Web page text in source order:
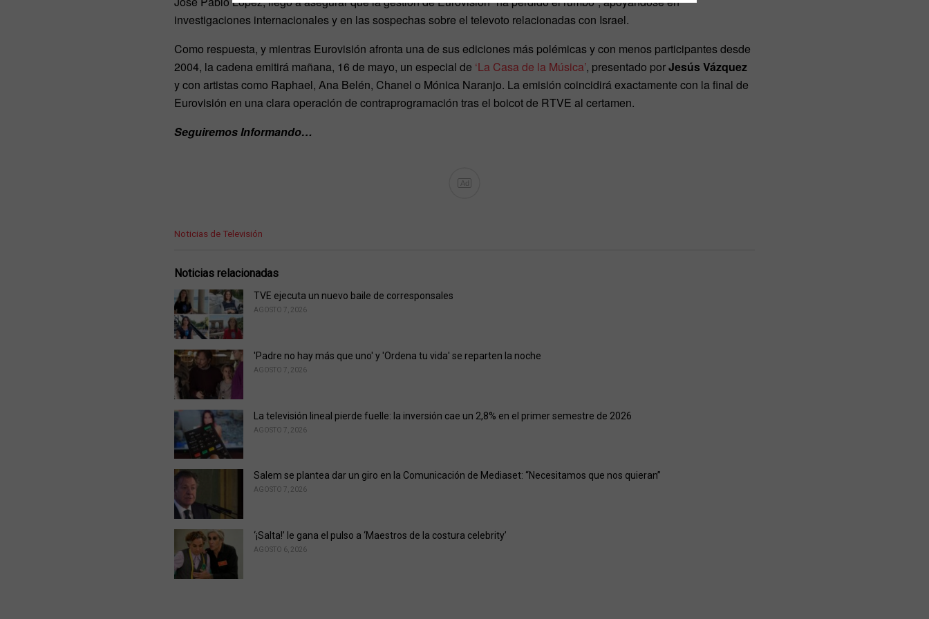
investigaciones internacionales y en las sospechas sobre el televoto relacionadas con Israel.
Como respuesta, y mientras Eurovisión afronta una de sus ediciones más polémicas y con menos participantes desde
2004, la cadena emitirá mañana, 16 de mayo, un especial de ‘La Casa de la Música’, presentado porJesús Vázquez
y con artistas como Raphael, Ana Belén, Chanel o Mónica Naranjo. La emisión coincidirá exactamente con la final de
Eurovisión en una clara operación de contraprogramación tras el boicot de RTVE al certamen.
Seguiremos Informando…
Ad
C
e
o
r
i
e
:
Noticias de Televisión
Noticias relacionadas
TVE ejecuta un nuevo baile de corresponsales
AGOSTO 7, 2026
'Padre no hay más que uno' y 'Ordena tu vida' se reparten la noche
AGOSTO 7, 2026
La televisión lineal pierde fuelle: la inversión cae un 2,8% en el primer semestre de 2026
AGOSTO 7, 2026
Salem se plantea dar un giro en la Comunicación de Mediaset: “Necesitamos que nos quieran”
AGOSTO 7, 2026
‘¡Salta!’ le gana el pulso a ‘Maestros de la costura celebrity’
AGOSTO 6, 2026